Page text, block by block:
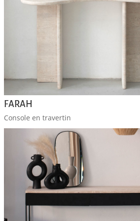
FARAH
Console en travertin